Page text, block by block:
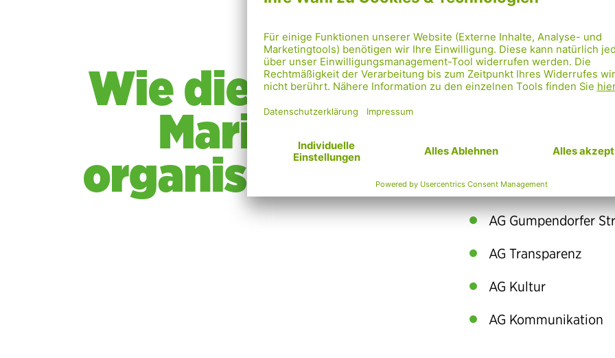
Wie die Grünen
Mariahilf
organisiert sind
beteiligen kannst.
Folgende
AG Naschmarkt
AG Klima
AG Gsund
AG Gumpendorfer
AG Transparenz
AG Kultur
AG Kommunikation